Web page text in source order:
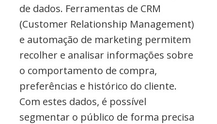
de dados. Ferramentas de CRM
(Customer Relationship Management)
e automação de marketing permitem
recolher e analisar informações sobre
o comportamento de compra,
preferências e histórico do cliente.
Com estes dados, é possível
segmentar o público de forma precisa